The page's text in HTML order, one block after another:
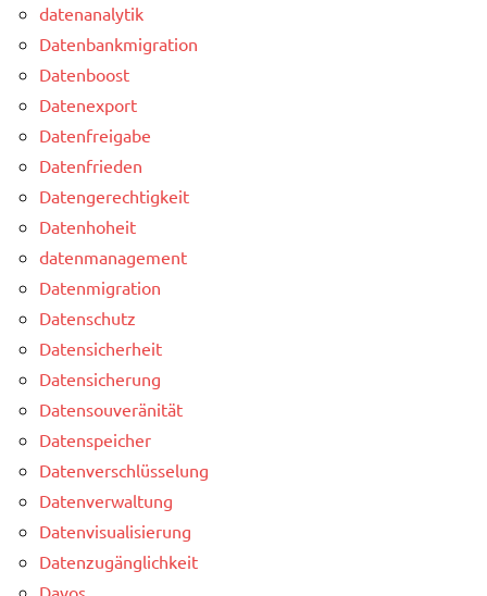
datenanalytik
Datenbankmigration
Datenboost
Datenexport
Datenfreigabe
Datenfrieden
Datengerechtigkeit
Datenhoheit
datenmanagement
Datenmigration
Datenschutz
Datensicherheit
Datensicherung
Datensouveränität
Datenspeicher
Datenverschlüsselung
Datenverwaltung
Datenvisualisierung
Datenzugänglichkeit
Davos